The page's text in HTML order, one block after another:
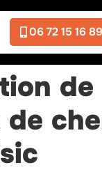
06 72 15 16 89
de
de